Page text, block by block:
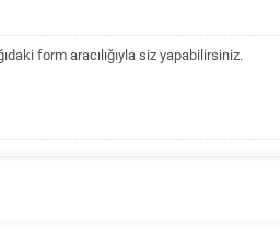
form aracılığıyla siz yapabilirsiniz.